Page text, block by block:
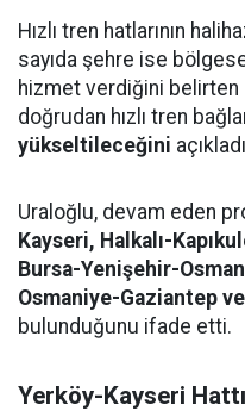
Hızlı tren hatlarının
sayıda şehre ise
hizmet verdiğini belirten
doğrudan hızlı tren
yükseltileceğini
Uraloğlu, devam eden
Kayseri, Halkalı-
Bursa-Yenişehir-
Osmaniye-Gaziantep
bulunduğunu ifade etti.
Yerköy-Kayseri